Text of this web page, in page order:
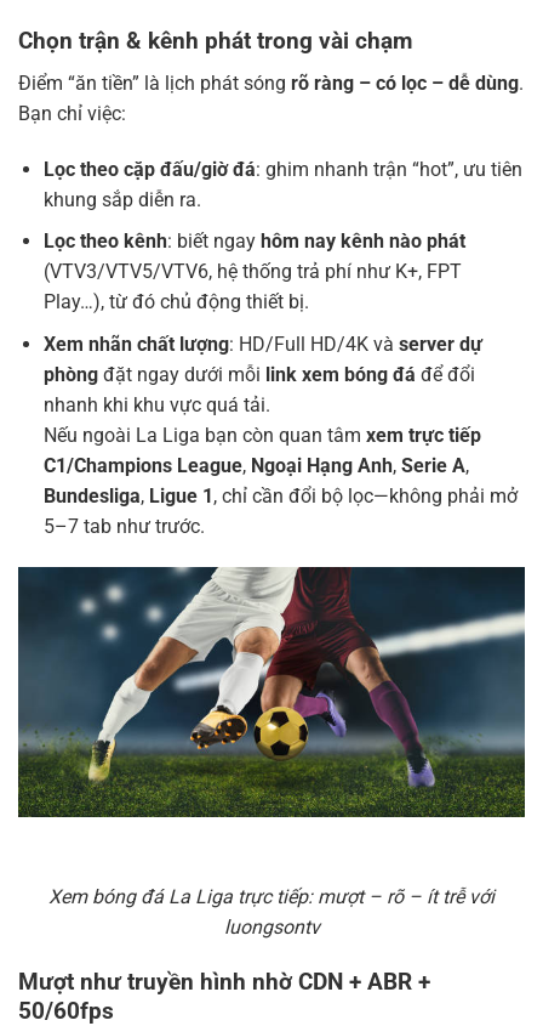
Chọn trận & kênh phát trong vài chạm
Điểm “ăn tiền” là lịch phát sóng rõ ràng – có lọc – dễ dùng.
Bạn chỉ việc:
Lọc theo cặp đấu/giờ đá: ghim nhanh trận “hot”, ưu tiên
khung sắp diễn ra.
Lọc theo kênh: biết ngay hôm nay kênh nào phát
(VTV3/VTV5/VTV6, hệ thống trả phí như K+, FPT
Play…), từ đó chủ động thiết bị.
Xem nhãn chất lượng: HD/Full HD/4K và server dự
phòngđặt ngay dưới mỗi link xem bóng đá để đổi
nhanh khi khu vực quá tải.
Nếu ngoài La Liga bạn còn quan tâm xem trực tiếp
C1/Champions League, Ngoại Hạng Anh, Serie A,
Bundesliga, Ligue 1, chỉ cần đổi bộ lọc—không phải mở
5–7 tab như trước.
Xem bóng đá La Liga trực tiếp: mượt – rõ – ít trễ với
luongsontv
Mượt như truyền hình nhờ CDN + ABR +
50/60fps